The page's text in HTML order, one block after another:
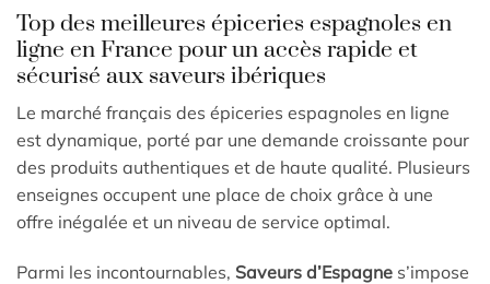
Top des meilleures épiceries espagnoles en
ligne en France pour un accès rapide et
sécurisé aux saveurs ibériques
Le marché français des épiceries espagnoles en ligne
est dynamique, porté par une demande croissante pour
des produits authentiques et de haute qualité. Plusieurs
enseignes occupent une place de choix grâce à une
offre inégalée et un niveau de service optimal.
Parmi les incontournables, Saveurs d’Espagne s’impose